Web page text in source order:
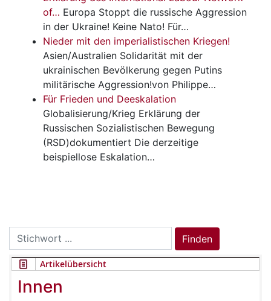
of… Europa Stoppt die russische Aggression
in der Ukraine! Keine Nato! Für…
Nieder mit den imperialistischen Kriegen!
Asien/Australien Solidarität mit der
ukrainischen Bevölkerung gegen Putins
militärische Aggression!von Philippe…
Für Frieden und Deeskalation
Globalisierung/Krieg Erklärung der
Russischen Sozialistischen Bewegung
(RSD)dokumentiert Die derzeitige
beispiellose Eskalation…
Search
for:
Finden
Artikelübersicht
Innen